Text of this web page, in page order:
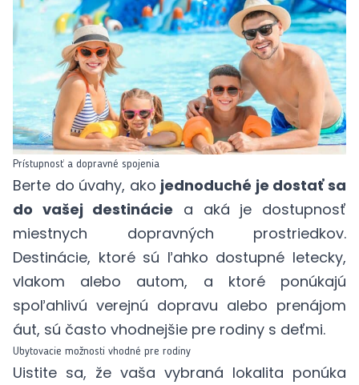
Prístupnosť a dopravné spojenia
Berte do úvahy, ako jednoduché je dostať sa
do vašej destinácie a aká je dostupnosť
miestnych dopravných prostriedkov.
Destinácie, ktoré sú ľahko dostupné letecky,
vlakom alebo autom, a ktoré ponúkajú
spoľahlivú verejnú dopravu alebo prenájom
áut, sú často vhodnejšie pre rodiny s deťmi.
Ubytovacie možnosti vhodné pre rodiny
Uistite sa, že vaša vybraná lokalita ponúka